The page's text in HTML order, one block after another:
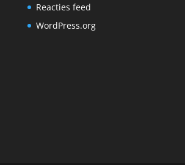
Reacties feed
WordPress.org